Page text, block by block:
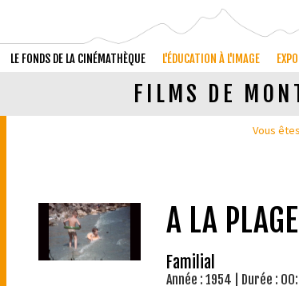
LE FONDS DE LA CINÉMATHÈQUE L'ÉDUCATION À L'IMAGE
FILMS DE
Vous
A LA PLAGE
Familial
Année : 1954 | Durée :